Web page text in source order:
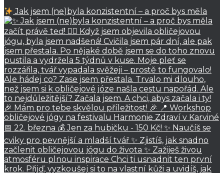
Jak jsem (ne)byla konzistentní – a proč bys měla